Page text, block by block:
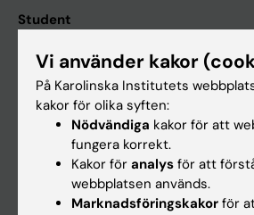
Student
Ladok
Canvas
Schema
Studentmejlen
Kurs- och programwebbar
Student på KI
Vi använder kakor
På Karolinska Institutets
kakor för olika syften:
Nödvändiga kakor för att
fungera korrekt.
Kakor för analys för att
webbplatsen används.
Marknadsföringskakor för